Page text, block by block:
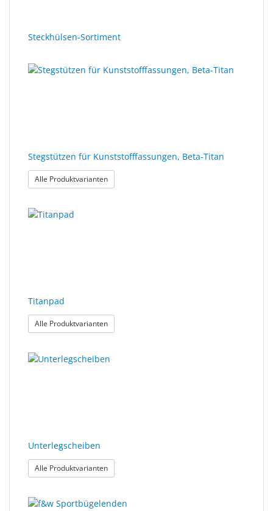
Steckhülsen-Sortiment
Stegstützen für Kunststofffassungen, Beta-Titan
Alle Produktvarianten: Stegstützen für Kunststofffassungen, Beta-Titan
Titanpad
Alle Produktvarianten: Titanpad
Unterlegscheiben
Alle Produktvarianten: Unterlegscheiben